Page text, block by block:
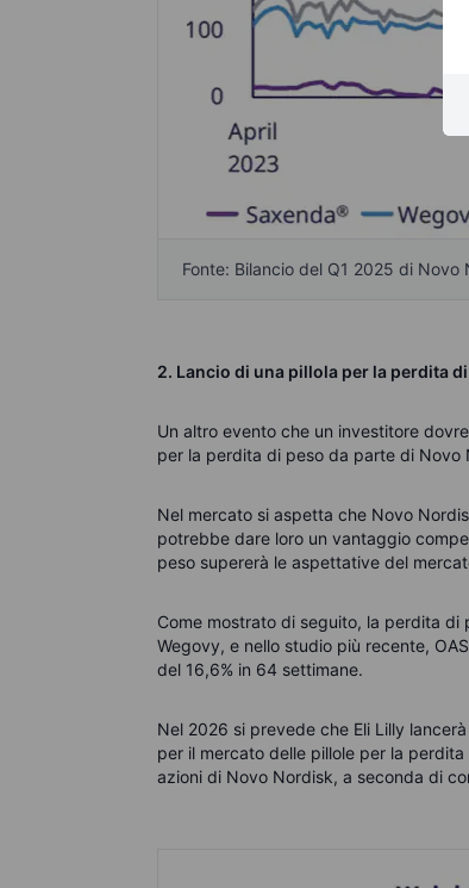
Fonte: Bilancio del Q1 2025 di Novo
2. Lancio di una pillola per la perdita
Un altro evento che un investitore
per la perdita di peso da parte di Novo
Nel mercato si aspetta che Novo
potrebbe dare loro un vantaggio
peso supererà le aspettative del
Come mostrato di seguito, la perdita di
Wegovy, e nello studio più recente,
del 16,6% in 64 settimane.
Nel 2026 si prevede che Eli Lilly
per il mercato delle pillole per la
azioni di Novo Nordisk, a seconda di